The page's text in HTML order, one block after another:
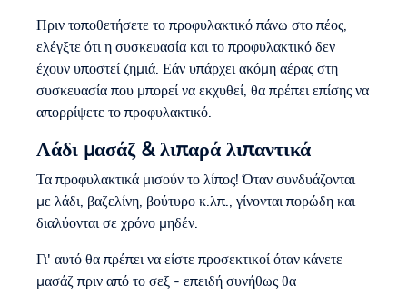
Πριν τοποθετήσετε το προφυλακτικό πάνω στο πέος,
ελέγξτε ότι η συσκευασία και το προφυλακτικό δεν
έχουν υποστεί ζημιά. Εάν υπάρχει ακόμη αέρας στη
συσκευασία που μπορεί να εκχυθεί, θα πρέπει επίσης να
απορρίψετε το προφυλακτικό.
Λάδι μασάζ & λιπαρά λιπαντικά
Τα προφυλακτικά μισούν το λίπος! Όταν συνδυάζονται
με λάδι, βαζελίνη, βούτυρο κ.λπ., γίνονται πορώδη και
διαλύονται σε χρόνο μηδέν.
Γι' αυτό θα πρέπει να είστε προσεκτικοί όταν κάνετε
μασάζ πριν από το σεξ - επειδή συνήθως θα